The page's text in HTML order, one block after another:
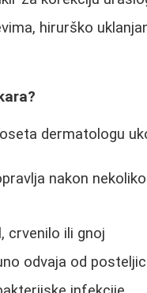
hirurško
dermatologu
nakon
crvenilo ili gnoj
odvaja od